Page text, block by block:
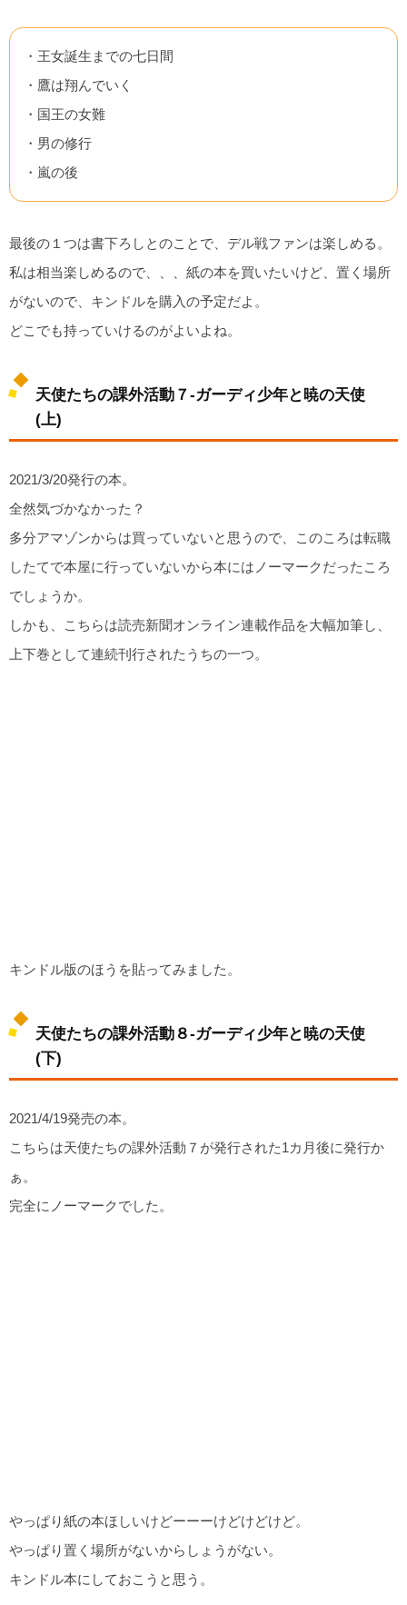
・王女誕生までの七日間
・鷹は翔んでいく
・国王の女難
・男の修行
・嵐の後
最後の１つは書下ろしとのことで、デル戦ファンは楽しめる。
私は相当楽しめるので、、、紙の本を買いたいけど、置く場所
がないので、キンドルを購入の予定だよ。
どこでも持っていけるのがよいよね。
天使たちの課外活動７-ガーディ少年と暁の天使
(上)
2021/3/20発行の本。
全然気づかなかった？
多分アマゾンからは買っていないと思うので、このころは転職
したてで本屋に行っていないから本にはノーマークだったころ
でしょうか。
しかも、こちらは読売新聞オンライン連載作品を大幅加筆し、
上下巻として連続刊行されたうちの一つ。
キンドル版のほうを貼ってみました。
天使たちの課外活動８-ガーディ少年と暁の天使
(下)
2021/4/19発売の本。
こちらは天使たちの課外活動７が発行された1カ月後に発行か
ぁ。
完全にノーマークでした。
やっぱり紙の本ほしいけどーーーけどけどけど。
やっぱり置く場所がないからしょうがない。
キンドル本にしておこうと思う。